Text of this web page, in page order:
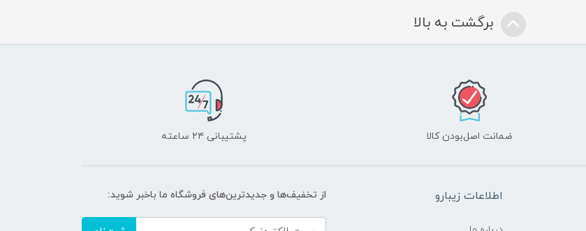
برگشت به بالا
ضمانت اصل‌بودن کالا پشتیبانی ۲۴ ساعته
اطلاعات زیبارو از تخفیف‌ها و جدیدترین‌های فروشگاه ما باخبر شوید: